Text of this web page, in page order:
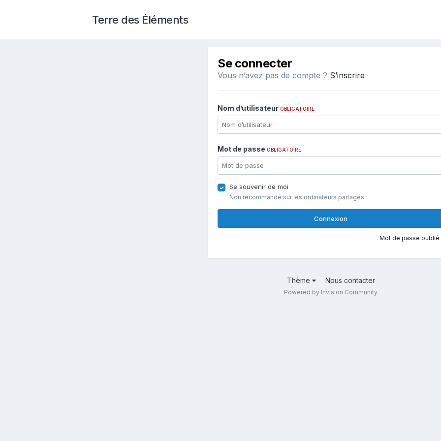
Terre des Éléments
Se connecter
Vous n’avez pas de compte ? S’inscrire
Nom d’utilisateur OBLIGATOIRE
Mot de passe OBLIGATOIRE
Se souvenir de moi
Non recommandé sur les ordinateurs partagés
Connexion
Mot de passe oublié
Thème Nous contacter
Powered by Invision Community